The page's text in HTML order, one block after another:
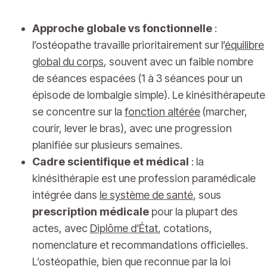
Approche globale vs fonctionnelle :
l’ostéopathe travaille prioritairement sur l’équilibre
global du corps, souvent avec un faible nombre
de séances espacées (1 à 3 séances pour un
épisode de lombalgie simple). Le kinésithérapeute
se concentre sur la fonction altérée (marcher,
courir, lever le bras), avec une progression
planifiée sur plusieurs semaines.
Cadre scientifique et médical : la
kinésithérapie est une profession paramédicale
intégrée dans le système de santé, sous
prescription médicale pour la plupart des
actes, avec Diplôme d’État, cotations,
nomenclature et recommandations officielles.
L’ostéopathie, bien que reconnue par la loi